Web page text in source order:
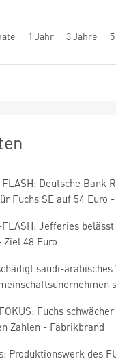
1 Jahr 3 Jahre
Deutsche Bank
Fuchs SE auf 54 Euro
FLASH: Jefferies belässt
48 Euro
saudi-arabisches
Fuchs
Zahlen - Fabrikbrand
Produktionswerk des